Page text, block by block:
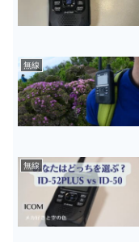
無線
無線